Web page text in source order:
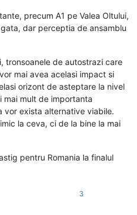
precum A1 pe Valea Oltului,
dar perceptia de ansamblu
tronsoanele de autostrazi care
mai avea acelasi impact si
orizont de asteptare la nivel
mai mult de importanta
vor exista alternative viabile.
la ceva, ci de la bine la mai
pentru Romania la finalul
3